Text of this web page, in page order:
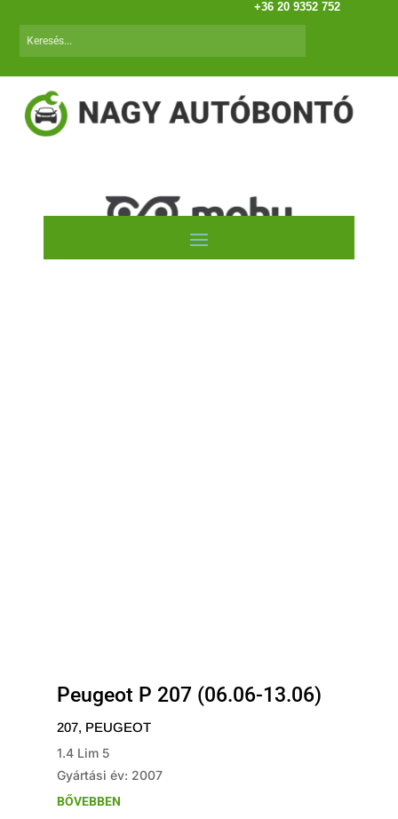
+36 20 9352 752
Peugeot P 207 (06.06-13.06)
207, PEUGEOT
1.4 Lim 5
Gyártási év: 2007
BŐVEBBEN